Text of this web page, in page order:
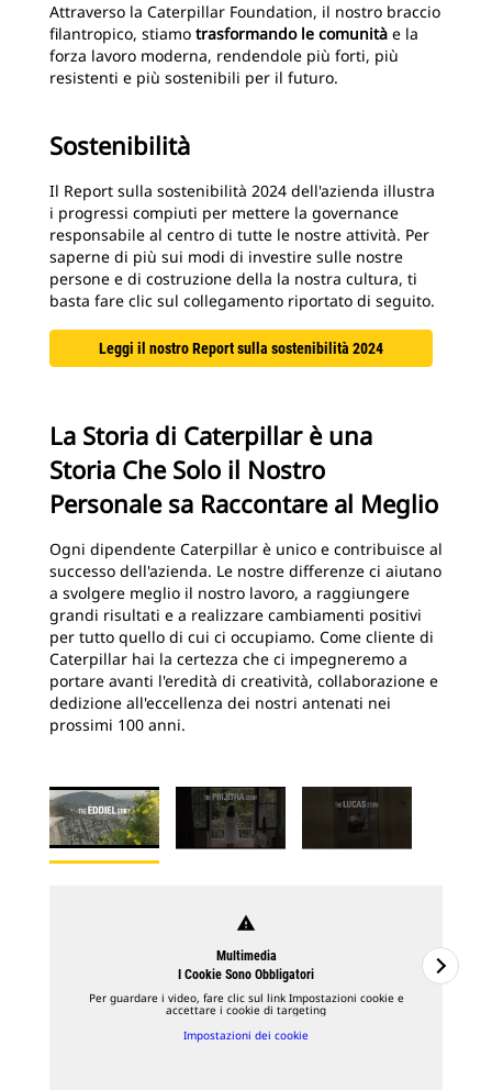
Attraverso la Caterpillar Foundation, il nostro braccio
filantropico, stiamo trasformando le comunità e la
forza lavoro moderna, rendendole più forti, più
resistenti e più sostenibili per il futuro.
Sostenibilità
Il Report sulla sostenibilità 2024 dell'azienda illustra
i progressi compiuti per mettere la governance
responsabile al centro di tutte le nostre attività. Per
saperne di più sui modi di investire sulle nostre
persone e di costruzione della la nostra cultura, ti
basta fare clic sul collegamento riportato di seguito.
Leggi il nostro Report sulla sostenibilità 2024
La Storia di Caterpillar è una
Storia Che Solo il Nostro
Personale sa Raccontare al Meglio
Ogni dipendente Caterpillar è unico e contribuisce al
successo dell'azienda. Le nostre differenze ci aiutano
a svolgere meglio il nostro lavoro, a raggiungere
grandi risultati e a realizzare cambiamenti positivi
per tutto quello di cui ci occupiamo. Come cliente di
Caterpillar hai la certezza che ci impegneremo a
portare avanti l'eredità di creatività, collaborazione e
dedizione all'eccellenza dei nostri antenati nei
prossimi 100 anni.
warning
Multimedia
I Cookie Sono Obbligatori
Per guardare i video, fare clic sul link Impostazioni cookie e
accettare i cookie di targeting
Impostazioni dei cookie